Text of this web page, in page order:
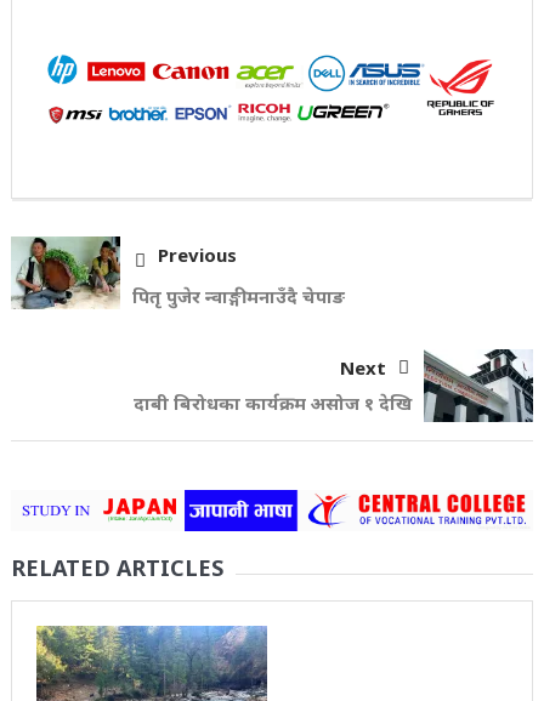
Previous
पितृ पुजेर न्वाङ्गी मनाउँदै चेपाङ
Next
दाबी बिरोधका कार्यक्रम असोज १ देखि
RELATED ARTICLES